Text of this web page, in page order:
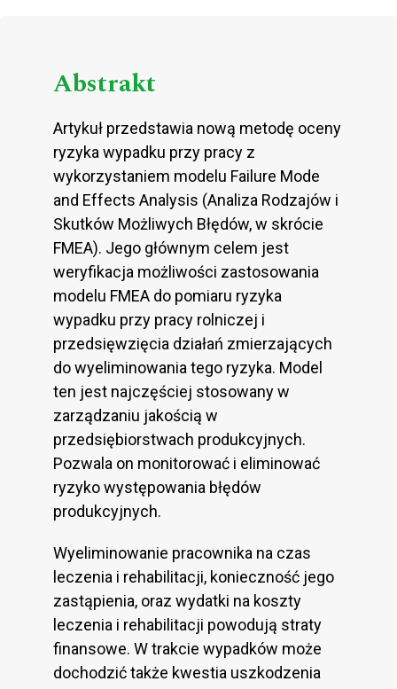
Abstrakt
Artykuł przedstawia nową metodę oceny
ryzyka wypadku przy pracy z
wykorzystaniem modelu Failure Mode
and Effects Analysis (Analiza Rodzajów i
Skutków Możliwych Błędów, w skrócie
FMEA). Jego głównym celem jest
weryfikacja możliwości zastosowania
modelu FMEA do pomiaru ryzyka
wypadku przy pracy rolniczej i
przedsięwzięcia działań zmierzających
do wyeliminowania tego ryzyka. Model
ten jest najczęściej stosowany w
zarządzaniu jakością w
przedsiębiorstwach produkcyjnych.
Pozwala on monitorować i eliminować
ryzyko występowania błędów
produkcyjnych.
Wyeliminowanie pracownika na czas
leczenia i rehabilitacji, konieczność jego
zastąpienia, oraz wydatki na koszty
leczenia i rehabilitacji powodują straty
finansowe. W trakcie wypadków może
dochodzić także kwestia uszkodzenia